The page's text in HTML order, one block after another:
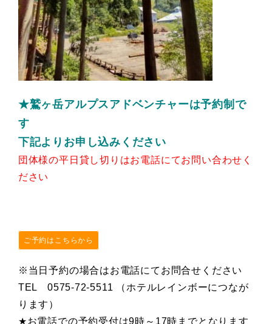
★鷲ヶ岳アルプスアドベンチャーは予約制で
す
下記よりお申し込みください
団体様の平日貸し切りはお電話にてお問い合わせく
ださい
ご予約はこちらから
※当日予約の場合はお電話にてお問合せください
TEL 0575-72-5511 （ホテルレインボーにつなが
ります）
★お電話での予約受付は9時～17時までとなります